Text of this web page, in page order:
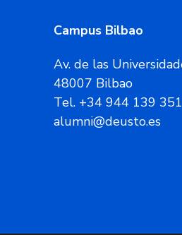
Campus Bilbao
Av. de las
48007 Bilbao
Tel. +34 944 139 351
alumni@deusto.es